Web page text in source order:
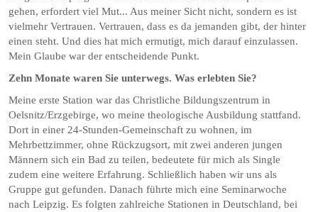
gehen, erfordert viel Mut... Aus meiner Sicht nicht, sondern es ist
vielmehr Vertrauen. Vertrauen, dass es da jemanden gibt, der hinter
einen steht. Und dies hat mich ermutigt, mich darauf einzulassen.
Mein Glaube war der entscheidende Punkt.
Zehn Monate waren Sie unterwegs. Was erlebten Sie?
Meine erste Station war das Christliche Bildungszentrum in
Oelsnitz/Erzgebirge, wo meine theologische Ausbildung stattfand.
Dort in einer 24-Stunden-Gemeinschaft zu wohnen, im
Mehrbettzimmer, ohne Rückzugsort, mit zwei anderen jungen
Männern sich ein Bad zu teilen, bedeutete für mich als Single
zudem eine weitere Erfahrung. Schließlich haben wir uns als
Gruppe gut gefunden. Danach führte mich eine Seminarwoche
nach Leipzig. Es folgten zahlreiche Stationen in Deutschland, bei